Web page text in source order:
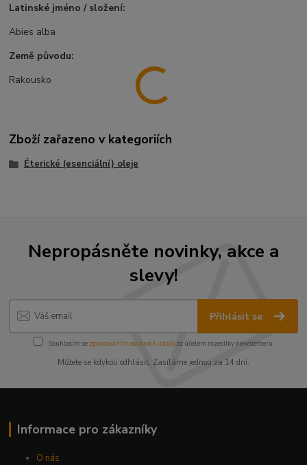
Latinské jméno / složení:
Abies alba
Země původu:
Rakousko
Zboží zařazeno v kategoriích
Éterické (esenciální) oleje
Nepropásněte novinky, akce a
slevy!
Přihlásit se
Souhlasím se zpracováním osobních údajůza účelem rozesílky newsletteru.
Můžete se kdykoli odhlásit. Zasíláme jednou za 14 dní.
Informace pro zákazníky
O nás